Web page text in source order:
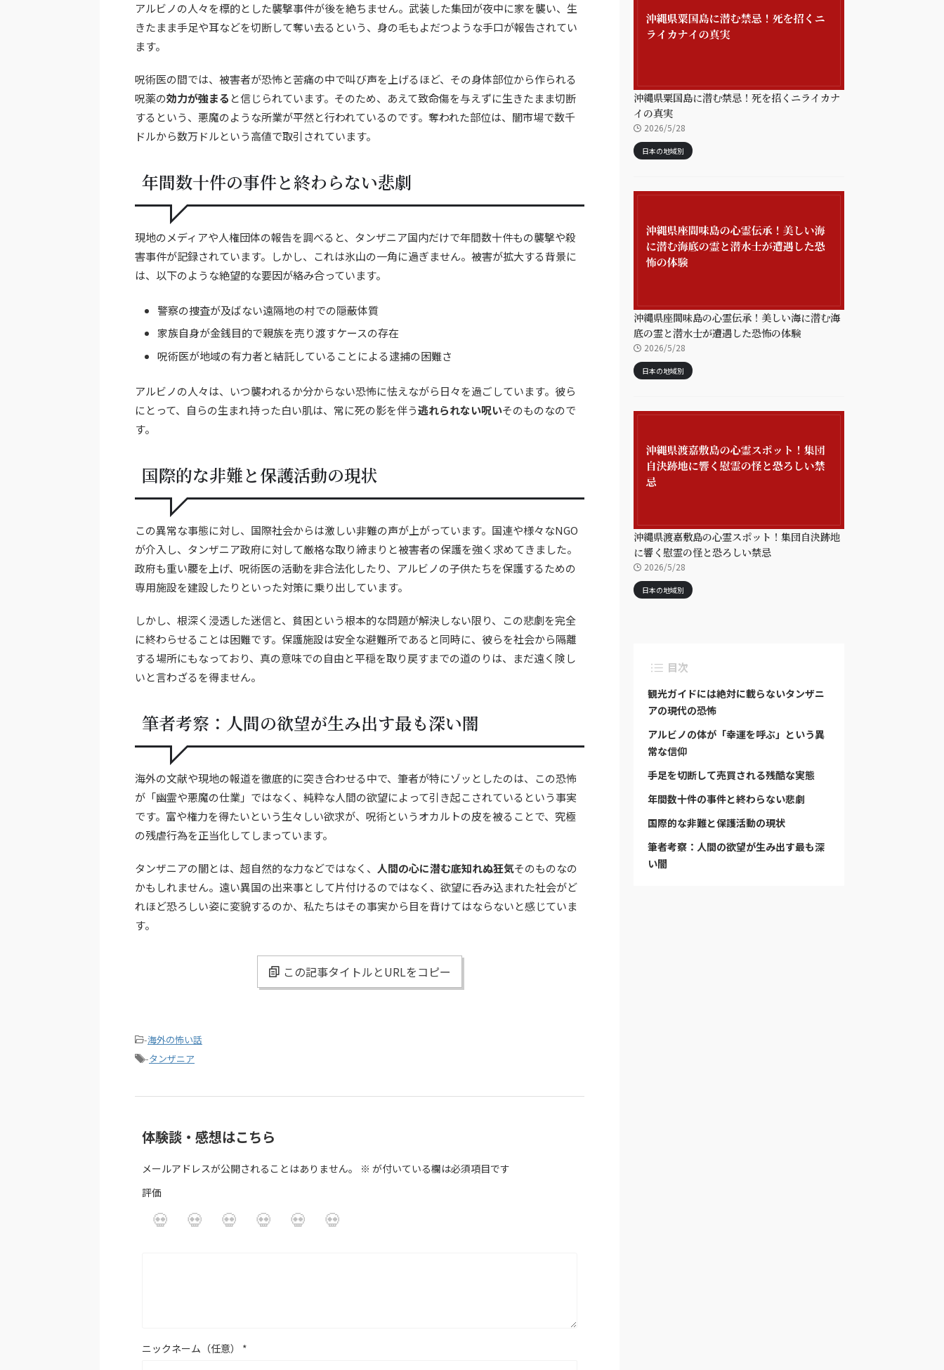
アルビノの人々を標的とした襲撃事件が後を絶ちません。武装した集団が夜中に家を襲い、生
きたまま手足や耳などを切断して奪い去るという、身の毛もよだつような手口が報告されてい
ます。
呪術医の間では、被害者が恐怖と苦痛の中で叫び声を上げるほど、その身体部位から作られる
呪薬の効力が強まる と信じられています。そのため、あえて致命傷を与えずに生きたまま切断
するという、悪魔のような所業が平然と行われているのです。奪われた部位は、闇市場で数千
ドルから数万ドルという高値で取引されています。
年間数十件の事件と終わらない悲劇
現地のメディアや人権団体の報告を調べると、タンザニア国内だけで年間数十件もの襲撃や殺
害事件が記録されています。しかし、これは氷山の一角に過ぎません。被害が拡大する背景に
は、以下のような絶望的な要因が絡み合っています。
警察の捜査が及ばない遠隔地の村での隠蔽体質
家族自身が金銭目的で親族を売り渡すケースの存在
呪術医が地域の有力者と結託していることによる逮捕の困難さ
アルビノの人々は、いつ襲われるか分からない恐怖に怯えながら日々を過ごしています。彼ら
にとって、自らの生まれ持った白い肌は、常に死の影を伴う逃れられない呪いそのものなので
す。
国際的な非難と保護活動の現状
この異常な事態に対し、国際社会からは激しい非難の声が上がっています。国連や様々なNGO
が介入し、タンザニア政府に対して厳格な取り締まりと被害者の保護を強く求めてきました。
政府も重い腰を上げ、呪術医の活動を非合法化したり、アルビノの子供たちを保護するための
専用施設を建設したりといった対策に乗り出しています。
しかし、根深く浸透した迷信と、貧困という根本的な問題が解決しない限り、この悲劇を完全
に終わらせることは困難です。保護施設は安全な避難所であると同時に、彼らを社会から隔離
する場所にもなっており、真の意味での自由と平穏を取り戻すまでの道のりは、まだ遠く険し
いと言わざるを得ません。
筆者考察：人間の欲望が生み出す最も深い闇
海外の文献や現地の報道を徹底的に突き合わせる中で、筆者が特にゾッとしたのは、この恐怖
が「幽霊や悪魔の仕業」ではなく、純粋な人間の欲望によって引き起こされているという事実
です。富や権力を得たいという生々しい欲求が、呪術というオカルトの皮を被ることで、究極
の残虐行為を正当化してしまっています。
タンザニアの闇とは、超自然的な力などではなく、 人間の心に潜む底知れぬ狂気そのものなの
かもしれません。遠い異国の出来事として片付けるのではなく、欲望に呑み込まれた社会がど
れほど恐ろしい姿に変貌するのか、私たちはその事実から目を背けてはならないと感じていま
す。
この記事タイトルとURLをコピー
-海外の怖い話
-タンザニア
体験談・感想はこちら
メールアドレスが公開されることはありません。 ※ が付いている欄は必須項目です
評価
ニックネーム（任意） *
沖縄県粟国島に潜む禁忌！死を招くニライカナ
イの真実
2026/5/28
日本の地域別
沖縄県座間味島の心霊伝承！美しい海に潜む海
底の霊と潜水士が遭遇した恐怖の体験
2026/5/28
日本の地域別
沖縄県渡嘉敷島の心霊スポット！集団自決跡地
に響く慰霊の怪と恐ろしい禁忌
2026/5/28
日本の地域別
目次
観光ガイドには絶対に載らないタンザニ
アの現代の恐怖
アルビノの体が「幸運を呼ぶ」という異
常な信仰
手足を切断して売買される残酷な実態
年間数十件の事件と終わらない悲劇
国際的な非難と保護活動の現状
筆者考察：人間の欲望が生み出す最も深
い闇